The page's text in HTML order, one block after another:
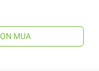
MUA